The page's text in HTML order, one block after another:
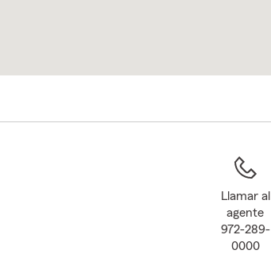
Llamar al
agente
972-289-
0000